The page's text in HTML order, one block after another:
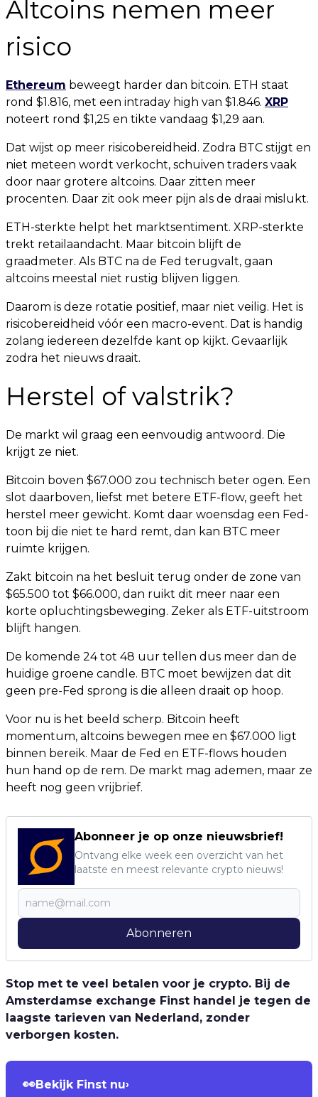
Altcoins nemen meer
risico
Ethereum beweegt harder dan bitcoin. ETH staat
rond $1.816, met een intraday high van $1.846. XRP
noteert rond $1,25 en tikte vandaag $1,29 aan.
Dat wijst op meer risicobereidheid. Zodra BTC stijgt en
niet meteen wordt verkocht, schuiven traders vaak
door naar grotere altcoins. Daar zitten meer
procenten. Daar zit ook meer pijn als de draai mislukt.
ETH-sterkte helpt het marktsentiment. XRP-sterkte
trekt retailaandacht. Maar bitcoin blijft de
graadmeter. Als BTC na de Fed terugvalt, gaan
altcoins meestal niet rustig blijven liggen.
Daarom is deze rotatie positief, maar niet veilig. Het is
risicobereidheid vóór een macro-event. Dat is handig
zolang iedereen dezelfde kant op kijkt. Gevaarlijk
zodra het nieuws draait.
Herstel of valstrik?
De markt wil graag een eenvoudig antwoord. Die
krijgt ze niet.
Bitcoin boven $67.000 zou technisch beter ogen. Een
slot daarboven, liefst met betere ETF-flow, geeft het
herstel meer gewicht. Komt daar woensdag een Fed-
toon bij die niet te hard remt, dan kan BTC meer
ruimte krijgen.
Zakt bitcoin na het besluit terug onder de zone van
$65.500 tot $66.000, dan ruikt dit meer naar een
korte opluchtingsbeweging. Zeker als ETF-uitstroom
blijft hangen.
De komende 24 tot 48 uur tellen dus meer dan de
huidige groene candle. BTC moet bewijzen dat dit
geen pre-Fed sprong is die alleen draait op hoop.
Voor nu is het beeld scherp. Bitcoin heeft
momentum, altcoins bewegen mee en $67.000 ligt
binnen bereik. Maar de Fed en ETF-flows houden
hun hand op de rem. De markt mag ademen, maar ze
heeft nog geen vrijbrief.
Abonneer je op onze nieuwsbrief!
Ontvang elke week een overzicht van het
laatste en meest relevante crypto nieuws!
Abonneren
Stop met te veel betalen voor je crypto. Bij de
Amsterdamse exchange Finst handel je tegen de
laagste tarieven van Nederland, zonder
verborgen kosten.
👀Bekijk Finst nu›